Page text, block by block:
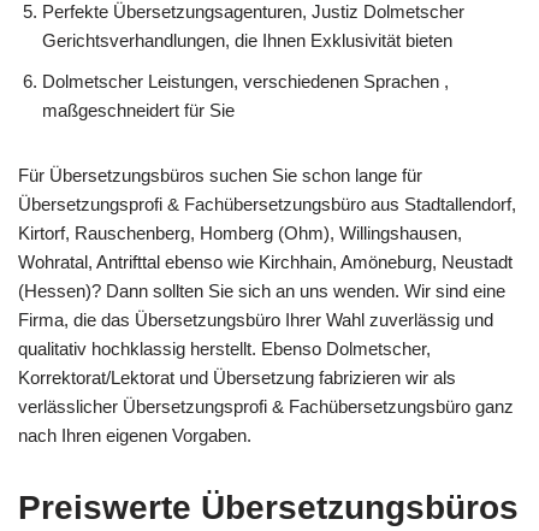
Perfekte Übersetzungsagenturen, Justiz Dolmetscher
Gerichtsverhandlungen, die Ihnen Exklusivität bieten
Dolmetscher Leistungen, verschiedenen Sprachen ,
maßgeschneidert für Sie
Für Übersetzungsbüros suchen Sie schon lange für
Übersetzungsprofi & Fachübersetzungsbüro aus Stadtallendorf,
Kirtorf, Rauschenberg, Homberg (Ohm), Willingshausen,
Wohratal, Antrifttal ebenso wie Kirchhain, Amöneburg, Neustadt
(Hessen)? Dann sollten Sie sich an uns wenden. Wir sind eine
Firma, die das Übersetzungsbüro Ihrer Wahl zuverlässig und
qualitativ hochklassig herstellt. Ebenso Dolmetscher,
Korrektorat/Lektorat und Übersetzung fabrizieren wir als
verlässlicher Übersetzungsprofi & Fachübersetzungsbüro ganz
nach Ihren eigenen Vorgaben.
Preiswerte Übersetzungsbüros